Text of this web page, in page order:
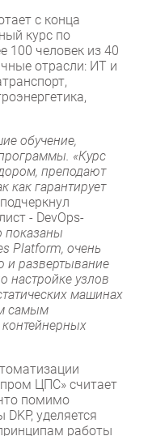
с конца
курс по
100 человек из 40
отрасли: ИТ и
обучение,
«Курс
преподают
как гарантирует
подчеркнул
- DevOps-
Platform, очень
и развертывание
настройке узлов
машинах
самым
ЦПС» считает
помимо
уделяется
работы